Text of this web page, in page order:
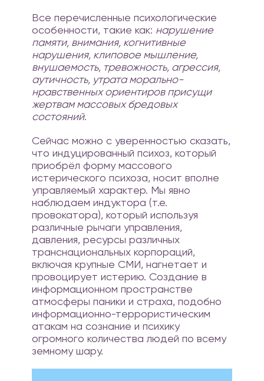
Все перечисленные психологические
особенности, такие как: нарушение
памяти, внимания, когнитивные
нарушения, клиповое мышление,
внушаемость, тревожность, агрессия,
аутичность, утрата морально-
нравственных ориентиров присущи
жертвам массовых бредовых
состояний.
Сейчас можно с уверенностью сказать,
что индуцированный психоз, который
приобрёл форму массового
истерического психоза, носит вполне
управляемый характер. Мы явно
наблюдаем индуктора (т.е.
провокатора), который используя
различные рычаги управления,
давления, ресурсы различных
транснациональных корпораций,
включая крупные СМИ, нагнетает и
провоцирует истерию. Создание в
информационном пространстве
атмосферы паники и страха, подобно
информационно-террористическим
атакам на сознание и психику
огромного количества людей по всему
земному шару.